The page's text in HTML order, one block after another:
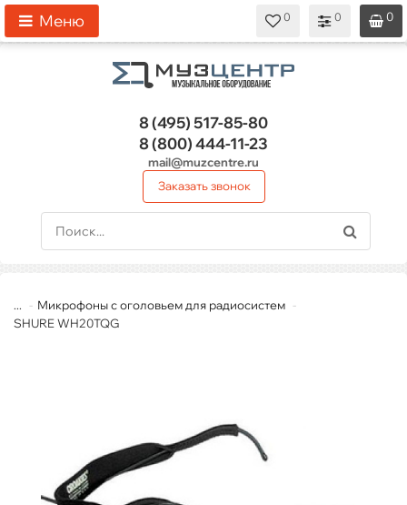
0
0
0
Меню
8 (495)517-85-80
8 (800)444-11-23
mail@muzcentre.ru
Заказать звонок
...
Микрофоны с оголовьем для радиосистем
SHURE WH20TQG